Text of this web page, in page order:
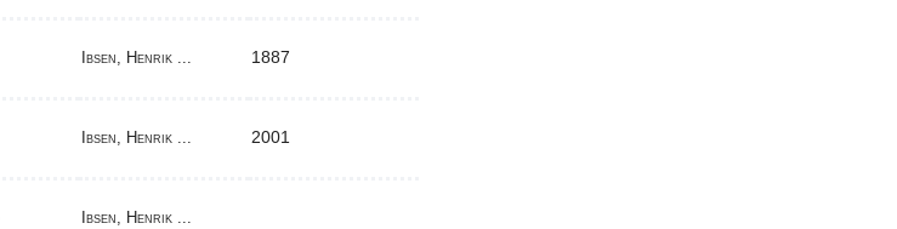
Ibsen, Henrik ... 1887
Ibsen, Henrik ... 2001
Ibsen, Henrik ...